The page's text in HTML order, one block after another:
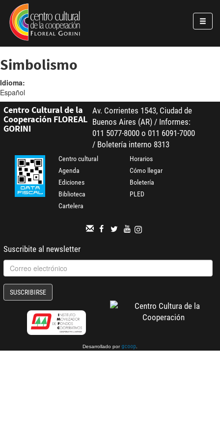
Pasar al contenido principal
Jump to main content
Simbolismo
Idioma:
Español
Centro Cultural de la
Cooperación FLOREAL
GORINI
Av. Corrientes 1543, Ciudad de
Buenos Aires (AR) / Informes:
011 5077-8000 o 011 6091-7000
/ Boletería interno 8313
Centro cultural
Agenda
Ediciones
Biblioteca
Cartelera
Horarios
Cómo llegar
Boletería
PLED
Suscribite al newsletter
SUSCRIBIRSE
Desarrollado por gcoop